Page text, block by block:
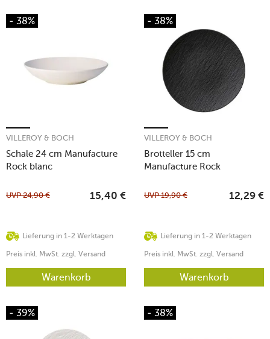
- 38%
Schale 24 cm Manufacture
Rock blanc
VILLEROY & BOCH
Lieferung in 1-2 Werktagen
UVP24,90 € 15,40 €
Preis inkl. MwSt. zzgl. Versand
Warenkorb
- 38%
Brotteller 15 cm
Manufacture Rock
VILLEROY & BOCH
Lieferung in 1-2 Werktagen
UVP19,90 € 12,29 €
Preis inkl. MwSt. zzgl. Versand
Warenkorb
- 39% - 38%